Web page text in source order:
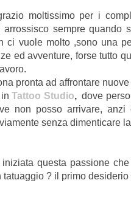
moltissimo per i
arrossisco sempre
ci vuole molto ,sono una
ed avventure, forse tutto
pronta ad affrontare
inTattoo Studio, dove
non posso arrivare,
senza dimenticare
questa passione
tatuaggio ? il primo